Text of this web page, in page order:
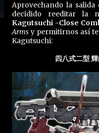
Aprovechando la salida
decidido reeditar la
Kagutsuchi -Close
Armsy permitirnos así
Kagutsuchi:
四八式二型